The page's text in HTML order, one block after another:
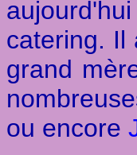
catering. Il
grand
ou encore